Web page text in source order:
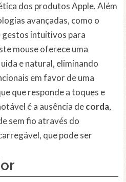
dos produtos Apple. Além
avançadas, como o
gestos intuitivos para
mouse oferece uma
e natural, eliminando
em favor de uma
que responde a toques e
é a ausência decorda,
sem fio através do
que pode ser